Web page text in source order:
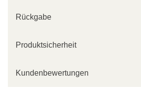
Rückgabe
Produktsicherheit
Kundenbewertungen